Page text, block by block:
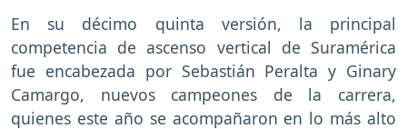
En su décimo quinta versión, la principal
competencia de ascenso vertical de Suramérica
fue encabezada por Sebastián Peralta y Ginary
Camargo, nuevos campeones de la carrera,
quienes este año se acompañaron en lo más alto